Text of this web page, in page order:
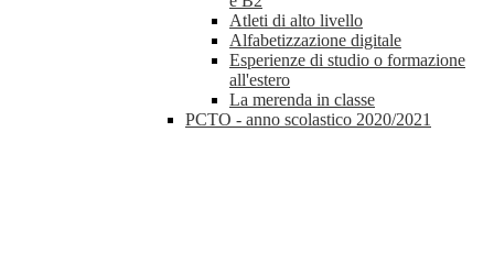
Atleti di alto livello
Alfabetizzazione digitale
Esperienze di studio o formazione
all'estero
La merenda in classe
PCTO - anno scolastico 2020/2021